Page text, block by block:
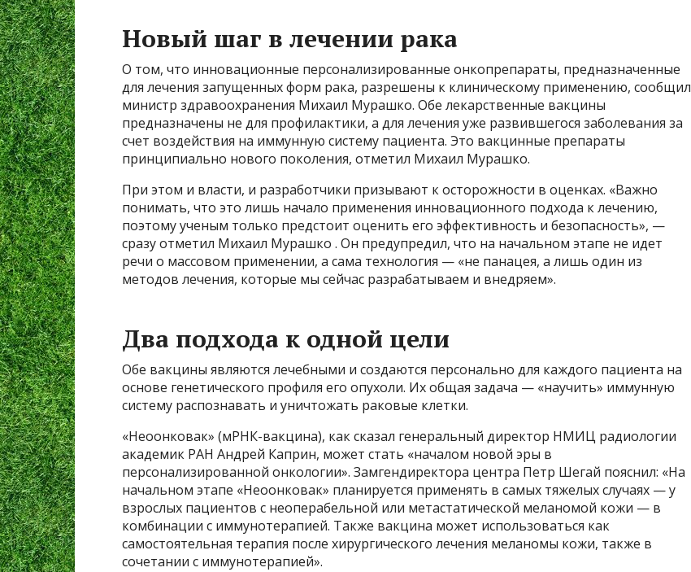
Новый шаг в лечении рака
О том, что инновационные персонализированные онкопрепараты, предназначенные
для лечения запущенных форм рака, разрешены к клиническому применению, сообщил
министр здравоохранения Михаил Мурашко. Обе лекарственные вакцины
предназначены не для профилактики, а для лечения уже развившегося заболевания за
счет воздействия на иммунную систему пациента. Это вакцинные препараты
принципиально нового поколения, отметил Михаил Мурашко.
При этом и власти, и разработчики призывают к осторожности в оценках. «Важно
понимать, что это лишь начало применения инновационного подхода к лечению,
поэтому ученым только предстоит оценить его эффективность и безопасность», —
сразу отметил Михаил Мурашко . Он предупредил, что на начальном этапе не идет
речи о массовом применении, а сама технология — «не панацея, а лишь один из
методов лечения, которые мы сейчас разрабатываем и внедряем».
Два подхода к одной цели
Обе вакцины являются лечебными и создаются персонально для каждого пациента на
основе генетического профиля его опухоли. Их общая задача — «научить» иммунную
систему распознавать и уничтожать раковые клетки.
«Неоонковак» (мРНК-вакцина), как сказал генеральный директор НМИЦ радиологии
академик РАН Андрей Каприн, может стать «началом новой эры в
персонализированной онкологии». Замгендиректора центра Петр Шегай пояснил: «На
начальном этапе «Неоонковак» планируется применять в самых тяжелых случаях — у
взрослых пациентов с неоперабельной или метастатической меланомой кожи — в
комбинации с иммунотерапией. Также вакцина может использоваться как
самостоятельная терапия после хирургического лечения меланомы кожи, также в
сочетании с иммунотерапией».